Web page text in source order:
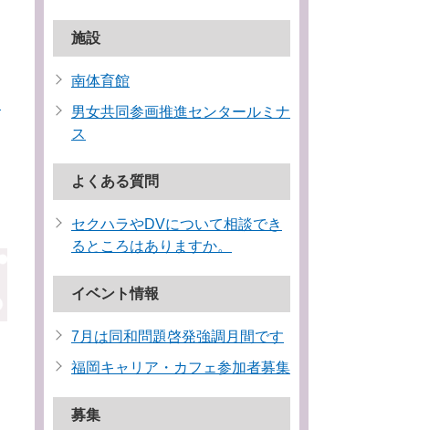
施設
南体育館
男女共同参画推進センタールミナ
ス
よくある質問
セクハラやDVについて相談でき
るところはありますか。
イベント情報
7月は同和問題啓発強調月間です
福岡キャリア・カフェ参加者募集
募集